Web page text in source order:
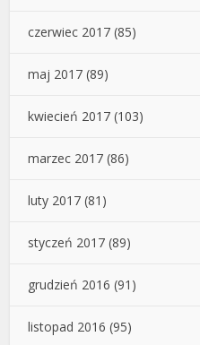
czerwiec 2017 (85)
maj 2017 (89)
kwiecień 2017 (103)
marzec 2017 (86)
luty 2017 (81)
styczeń 2017 (89)
grudzień 2016 (91)
listopad 2016 (95)